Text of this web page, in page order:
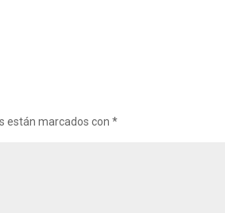
están marcados con*